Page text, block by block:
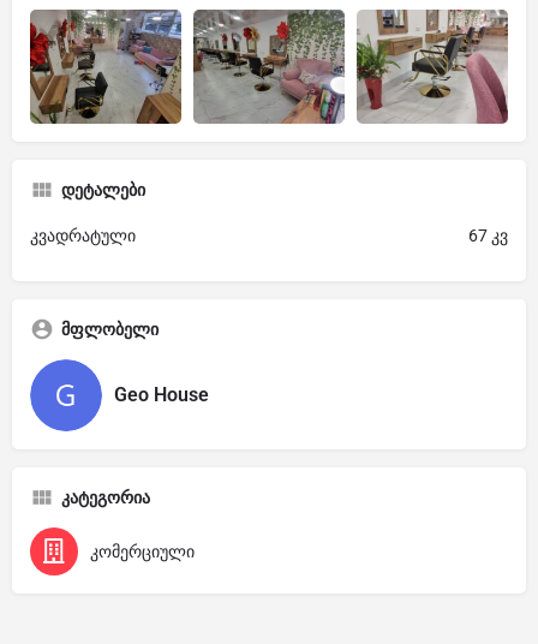
დეტალები
კვადრატული 67 კვ
მფლობელი
Geo House
კატეგორია
კომერციული